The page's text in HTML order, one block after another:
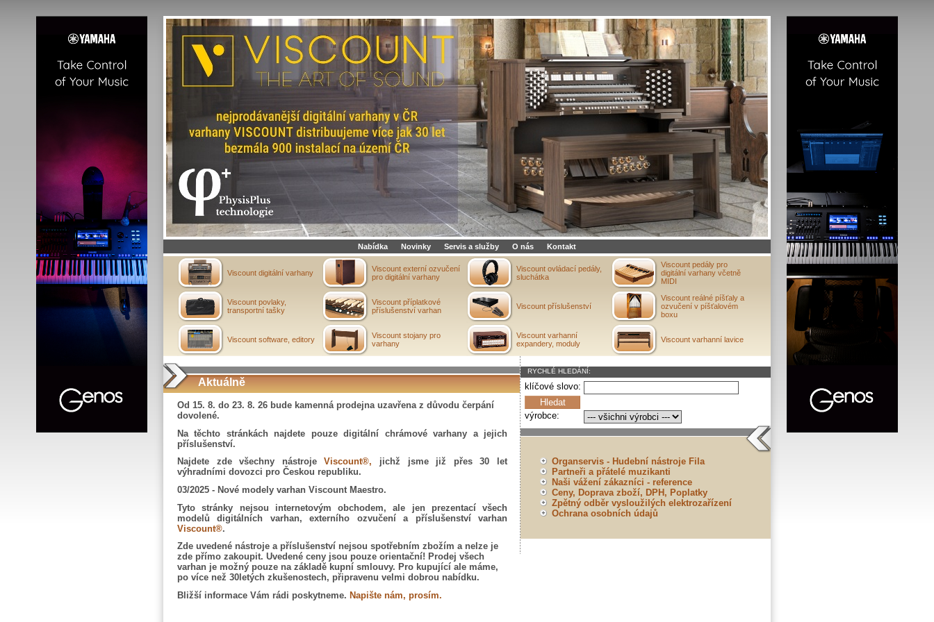
Nabídka Novinky Servis a služby O nás Kontakt
Viscount digitální varhany
Viscount externí ozvučení
pro digitální varhany
Viscount ovládací pedály,
sluchátka
Viscount pedály pro
digitální varhany včetně
MIDI
Viscount povlaky,
transportní tašky
Viscount příplatkové
příslušenství varhan
Viscount příslušenství
Viscount reálné píšťaly a
ozvučení v píšťalovém
boxu
Viscount software, editory
Viscount stojany pro
varhany
Viscount varhanní
expandery, moduly
Viscount varhanní lavice
RYCHLÉ HLEDÁNÍ:
klíčové slovo:
výrobce:
Organservis - Hudební nástroje Fila
Partneři a přátelé muzikanti
Naši vážení zákazníci - reference
Ceny, Doprava zboží, DPH, Poplatky
Zpětný odběr vysloužilých elektrozařízení
Ochrana osobních údajů
Aktuálně
Od 15. 8. do 23. 8. 26 bude kamenná prodejna uzavřena z důvodu čerpání
dovolené.
Na těchto stránkách najdete pouze digitální chrámové varhany a jejich
příslušenství.
Najdete zde všechny nástrojeViscount®, jichž jsme již přes 30 let
výhradními dovozci pro Českou republiku.
03/2025 - Nové modely varhan Viscount Maestro.
Tyto stránky nejsou internetovým obchodem, ale jen prezentací všech
modelů digitálních varhan, externího ozvučení a příslušenství varhan
Viscount®.
Zde uvedené nástroje a příslušenství nejsou spotřebním zbožím a nelze je
zde přímo zakoupit. Uvedené ceny jsou pouze orientační! Prodej všech
varhan je možný pouze na základě kupní smlouvy. Pro kupující ale máme,
po více než 30letých zkušenostech, připravenu velmi dobrou nabídku.
Bližší informace Vám rádi poskytneme. Napište nám, prosím.